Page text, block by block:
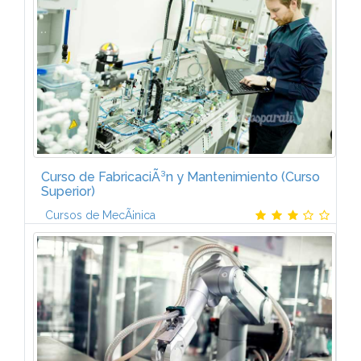
automatizaciÃ³n. Elementos de un sistema...
Curso de FabricaciÃ³n y Mantenimiento (Curso
Superior)
Cursos de MecÃ¡nica
ESTUDIO DEL TRABAJO Y MEJORA DE
MÃTODOSIntroducciÃ³n al estudio del trabajo.
IntroducciÃ³n a los sistemas de medida de tiempo.
Estudio de tiempos: la tÃ©cnica del cronometraje...